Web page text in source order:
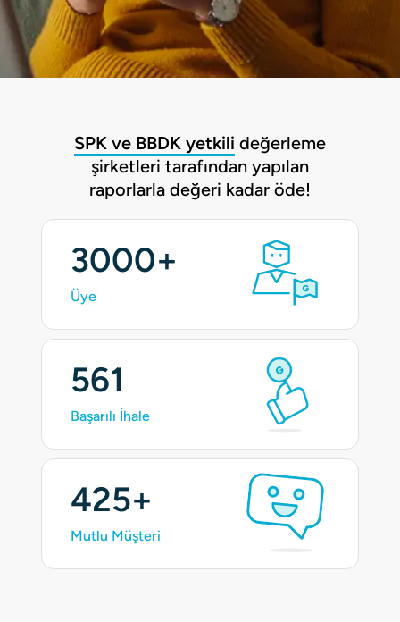
SPK ve BBDK yetkili değerleme
şirketleri tarafından yapılan
raporlarla değeri kadar öde!
3000+
Üye
561
Başarılı İhale
425+
Mutlu Müşteri